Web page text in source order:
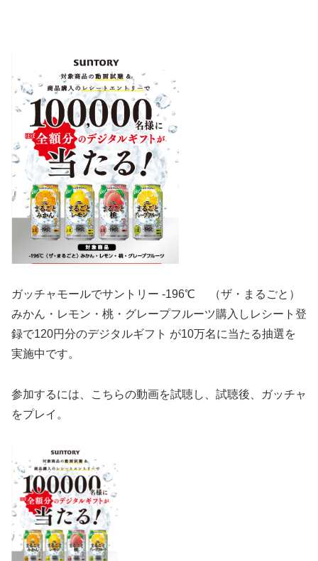
ガッチャモールでサントリー -196℃ （ザ・まるごと）
みかん・レモン・桃・グレープフルーツ購入しレシート登
録で120円分のデジタルギフト が10万名に当たる抽選を
実施中です。
参加するには、こちらの動画を試聴し、試聴後、ガッチャ
をプレイ。